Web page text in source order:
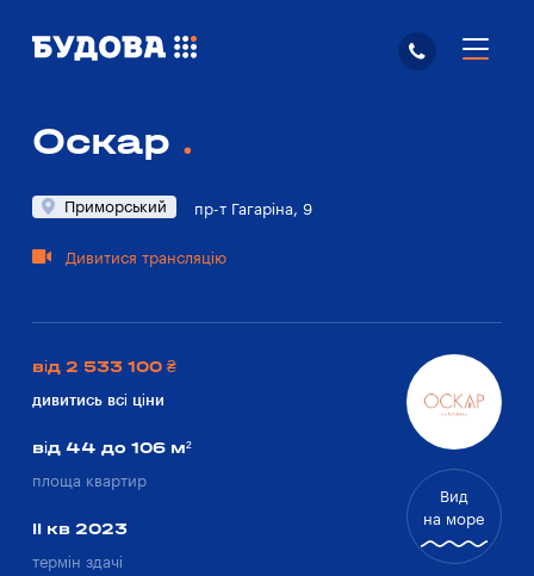
Оскар
Приморський пр-т Гагаріна, 9
Дивитися трансляцію
від 2 533 100 ₴
дивитись всі ціни
від 44 до 106 м²
площа квартир
II кв 2023
термін здачі
Вид
на море